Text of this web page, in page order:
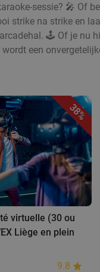
sessie? 🎤 Of
strike na strike en
🕹️ Of je nu
een
38%
virtuelle (30 ou
Liège en plein
9.8